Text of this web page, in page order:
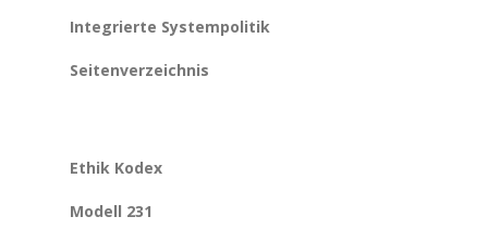
Integrierte Systempolitik
Seitenverzeichnis
Ethik Kodex
Modell 231